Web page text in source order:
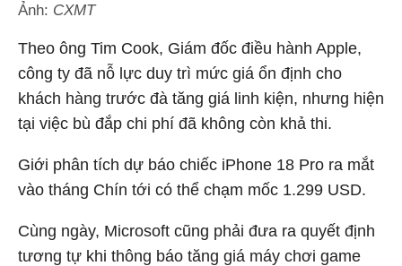
Ảnh: CXMT
Theo ông Tim Cook, Giám đốc điều hành Apple,
công ty đã nỗ lực duy trì mức giá ổn định cho
khách hàng trước đà tăng giá linh kiện, nhưng hiện
tại việc bù đắp chi phí đã không còn khả thi.
Giới phân tích dự báo chiếc iPhone 18 Pro ra mắt
vào tháng Chín tới có thể chạm mốc 1.299 USD.
Cùng ngày, Microsoft cũng phải đưa ra quyết định
tương tự khi thông báo tăng giá máy chơi game